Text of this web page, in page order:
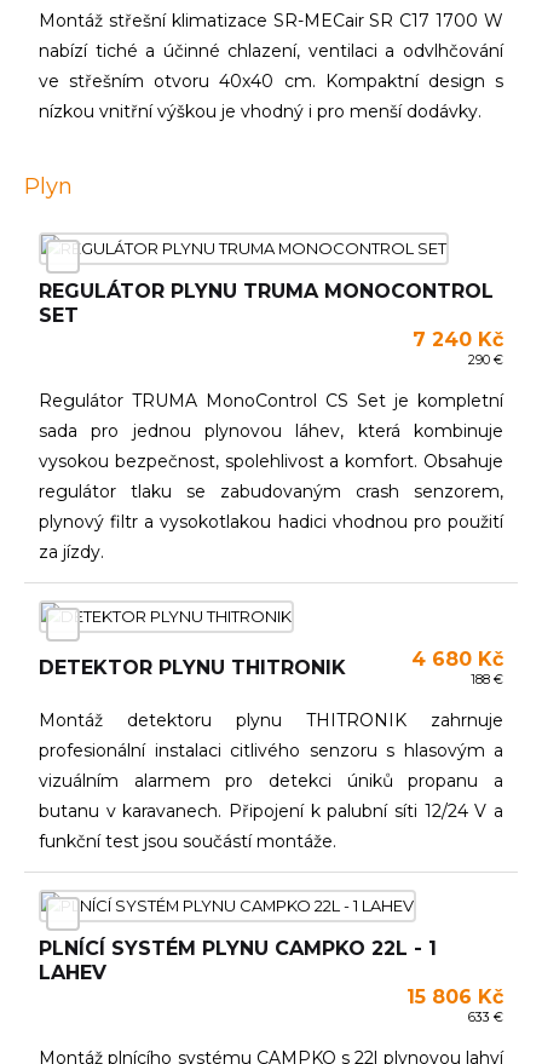
Montáž střešní klimatizace SR-MECair SR C17 1700 W
nabízí tiché a účinné chlazení, ventilaci a odvlhčování
ve střešním otvoru 40x40 cm. Kompaktní design s
nízkou vnitřní výškou je vhodný i pro menší dodávky.
Plyn
REGULÁTOR PLYNU TRUMA MONOCONTROL
SET
7 240 Kč
290 €
Regulátor TRUMA MonoControl CS Set je kompletní
sada pro jednou plynovou láhev, která kombinuje
vysokou bezpečnost, spolehlivost a komfort. Obsahuje
regulátor tlaku se zabudovaným crash senzorem,
plynový filtr a vysokotlakou hadici vhodnou pro použití
za jízdy.
DETEKTOR PLYNU THITRONIK 4 680 Kč
188 €
Montáž detektoru plynu THITRONIK zahrnuje
profesionální instalaci citlivého senzoru s hlasovým a
vizuálním alarmem pro detekci úniků propanu a
butanu v karavanech. Připojení k palubní síti 12/24 V a
funkční test jsou součástí montáže.
PLNÍCÍ SYSTÉM PLYNU CAMPKO 22L - 1
LAHEV
15 806 Kč
633 €
Montáž plnícího systému CAMPKO s 22l plynovou lahví